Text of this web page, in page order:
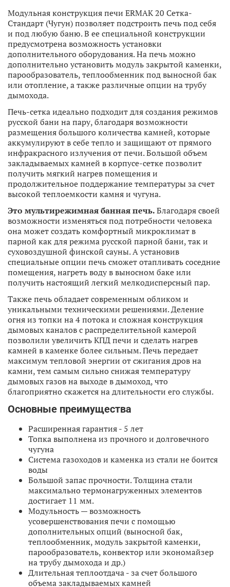
Модульная конструкция печи ERMAK 20 Сетка-
Стандарт (Чугун) позволяет подстроить печь под себя
и под любую баню. В ее специальной конструкции
предусмотрена возможность установки
дополнительного оборудования. На печь можно
дополнительно установить модуль закрытой каменки,
парообразователь, теплообменник под выносной бак
или отопление, а также различные опции на трубу
дымохода.
Печь-сетка идеально подходит для создания режимов
русской бани на пару, благодаря возможности
размещения большого количества камней, которые
аккумулируют в себе тепло и защищают от прямого
инфракрасного излучения от печи. Большой объем
закладываемых камней в корпусе-сетке позволит
получить мягкий нагрев помещения и
продолжительное поддержание температуры за счет
высокой теплоемкости камня и чугуна.
Это мультирежимная банная печь.Благодаря своей
возможности изменяться под потребности человека
она может создать комфортный микроклимат в
парной как для режима русской парной бани, так и
суховоздушной финской сауны. А установив
специальные опции печь сможет отапливать соседние
помещения, нагреть воду в выносном баке или
получить настоящий легкий мелкодисперсный пар.
Также печь обладает современным обликом и
уникальными техническими решениями. Деление
огня из топки на 4 потока и сложная конструкция
дымовых каналов с распределительной камерой
позволили увеличить КПД печи и сделать нагрев
камней в каменке более сильным. Печь передает
максимум тепловой энергии от сжигания дров на
камни, тем самым сильно снижая температуру
дымовых газов на выходе в дымоход, что
благоприятно скажется на длительности его службы.
Основные преимущества
Расширенная гарантия - 5 лет
Топка выполнена из прочного и долговечного
чугуна
Система газоходов и каменка из стали не боится
воды
Большой запас прочности. Толщина стали
максимально термонагруженных элементов
достигает 11 мм.
Модульность — возможность
усовершенствования печи с помощью
дополнительных опций (выносной бак,
теплообменник, модуль закрытой каменки,
парообразователь, конвектор или экономайзер
на трубу дымохода и др.)
Длительная теплоотдача - за счет большого
объема закладываемых камней